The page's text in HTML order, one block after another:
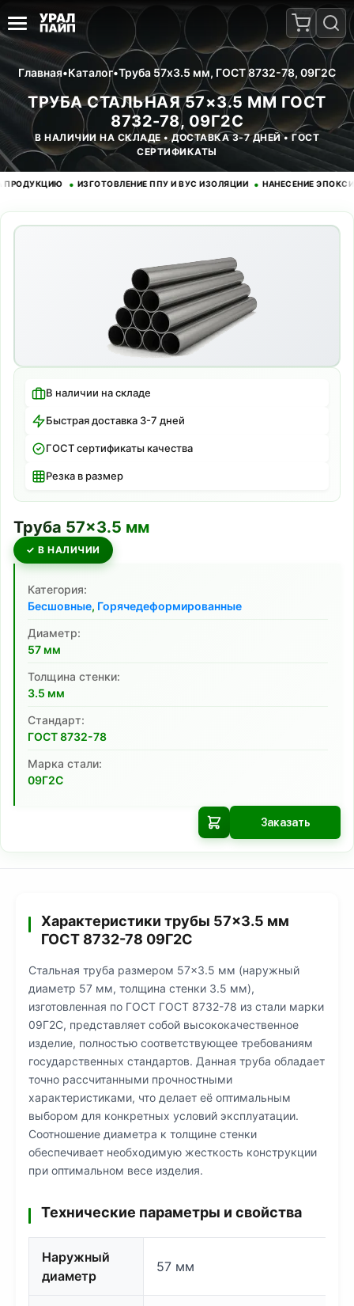
Главная•Каталог•Труба 57x3.5 мм, ГОСТ 8732-78, 09Г2С
ТРУБА СТАЛЬНАЯ 57×3.5 ММ ГОСТ
8732-78, 09Г2С
В НАЛИЧИИ НА СКЛАДЕ • ДОСТАВКА 3-7 ДНЕЙ • ГОСТ
СЕРТИФИКАТЫ
• ИЗГОТОВЛЕНИЕ ППУ И ВУС ИЗОЛЯЦИИ • НАНЕСЕНИЕ
В наличии на складе
Быстрая доставка 3-7 дней
ГОСТ сертификаты качества
Резка в размер
Труба 57×3.5 мм
✓ В НАЛИЧИИ
Категория:
Бесшовные, Горячедеформированные
Диаметр:
57 мм
Толщина стенки:
3.5 мм
Cтандарт:
ГОСТ 8732-78
Марка стали:
09Г2С
Заказать
Характеристики трубы 57×3.5 мм
ГОСТ 8732-78 09Г2С
Стальная труба размером 57×3.5 мм (наружный
диаметр 57 мм, толщина стенки 3.5 мм),
изготовленная по ГОСТ ГОСТ 8732-78 из стали марки
09Г2С, представляет собой высококачественное
изделие, полностью соответствующее требованиям
государственных стандартов. Данная труба обладает
точно рассчитанными прочностными
характеристиками, что делает её оптимальным
выбором для конкретных условий эксплуатации.
Соотношение диаметра к толщине стенки
обеспечивает необходимую жесткость конструкции
при оптимальном весе изделия.
Технические параметры и свойства
Наружный
диаметр
57 мм